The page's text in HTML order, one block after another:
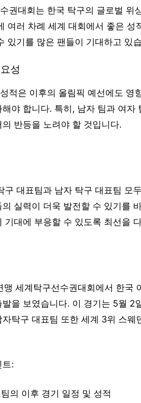
권대회는 한국 탁구의 글로벌 위
여러 차례 세계 대회에서 좋은 성
있기를 많은 팬들이 기대하고 있
성
적은 이후의 올림픽 예선에도 영
야 합니다. 특히, 남자 팀과 여자
반등을 노려야 할 것입니다.
구 대표팀과 남자 탁구 대표팀 모
실력이 더욱 발전할 수 있기를
기대에 부응할 수 있도록 최선을
세계탁구선수권대회에서 한국
을 보였습니다. 이 경기는 5월 2
탁구 대표팀 또한 세계 3위 스
트:
의 이후 경기 일정 및 성적